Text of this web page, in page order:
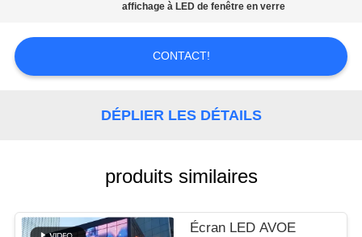
QUALITÉ
NOUVELLES
affichage à LED de fenêtre en verre
CONTACT!
DÉPLIER LES DÉTAILS
produits similaires
Écran LED AVOE